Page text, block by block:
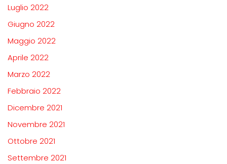
Luglio 2022
Giugno 2022
Maggio 2022
Aprile 2022
Marzo 2022
Febbraio 2022
Dicembre 2021
Novembre 2021
Ottobre 2021
Settembre 2021